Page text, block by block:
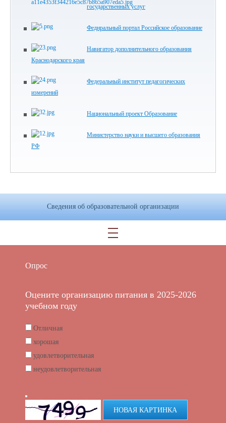
государственных услуг
Феднральный портал Российское образование
Навигатор дополнительного образования
Краснодарского края
Федеральный институт педагогических
измерений
Национальный проект Образование
Министерство науки и высшего образования
РФ
Сведения об образовательной организации
Опрос
Оцените организацию питания в 2025-2026
учебном году
Отличная
хорошая
удовлетворительная
неудовлетворительная
НОВАЯ КАРТИНКА